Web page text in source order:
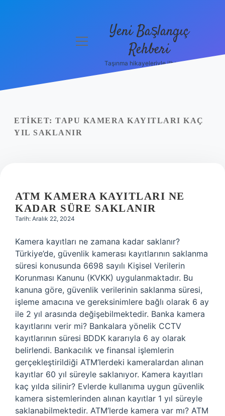
Politikası
Yasal Uyarı
menüyü
Yeni Başlangıç
Rehberi
Taşınma hikayeleriyle ilham bul!
ETIKET: TAPU KAMERA KAYITLARI KAÇ
YIL SAKLANIR
ATM KAMERA KAYITLARI NE
KADAR SÜRE SAKLANIR
Tarih: Aralık 22, 2024
Kamera kayıtları ne zamana kadar saklanır?
Türkiye’de, güvenlik kamerası kayıtlarının saklanma
süresi konusunda 6698 sayılı Kişisel Verilerin
Korunması Kanunu (KVKK) uygulanmaktadır. Bu
kanuna göre, güvenlik verilerinin saklanma süresi,
işleme amacına ve gereksinimlere bağlı olarak 6 ay
ile 2 yıl arasında değişebilmektedir. Banka kamera
kayıtlarını verir mi? Bankalara yönelik CCTV
kayıtlarının süresi BDDK kararıyla 6 ay olarak
belirlendi. Bankacılık ve finansal işlemlerin
gerçekleştirildiği ATM’lerdeki kameralardan alınan
kayıtlar 60 yıl süreyle saklanıyor. Kamera kayıtları
kaç yılda silinir? Evlerde kullanıma uygun güvenlik
kamera sistemlerinden alınan kayıtlar 1 yıl süreyle
saklanabilmektedir. ATM’lerde kamera var mı? ATM